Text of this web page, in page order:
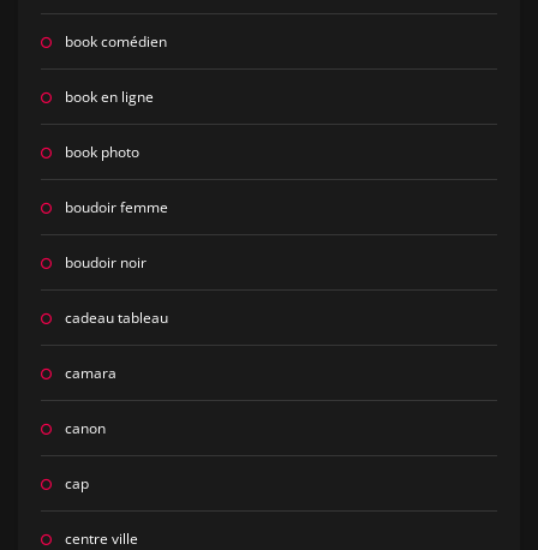
book comédien
book en ligne
book photo
boudoir femme
boudoir noir
cadeau tableau
camara
canon
cap
centre ville